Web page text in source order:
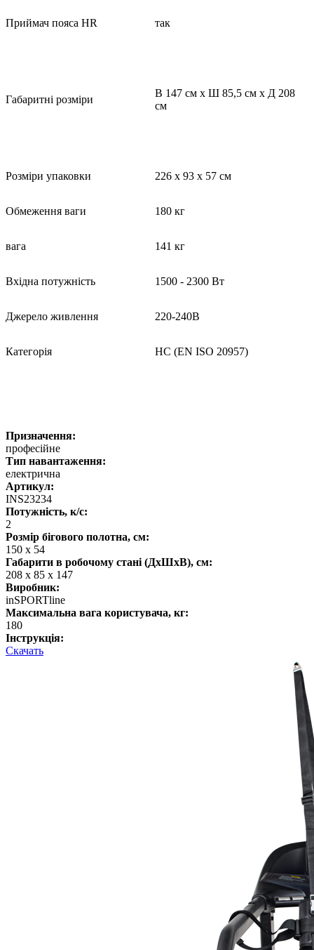
Приймач пояса HR так
Габаритні розміри
В 147 см х Ш 85,5 см х Д 208
см
Розміри упаковки 226 х 93 х 57 см
Обмеження ваги 180 кг
вага 141 кг
Вхідна потужність 1500 - 2300 Вт
Джерело живлення 220-240В
Категорія HC (EN ISO 20957)
Призначення:
професійне
Тип навантаження:
електрична
Артикул:
INS23234
Потужність, к/с:
2
Розмір бігового полотна, см:
150 х 54
Габарити в робочому стані (ДхШхВ), см:
208 х 85 х 147
Виробник:
inSPORTline
Максимальна вага користувача, кг:
180
Інструкція:
Скачать